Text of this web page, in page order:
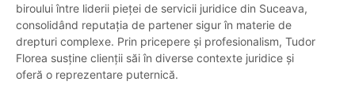
biroului între liderii pieței de servicii juridice din Suceava,
consolidând reputația de partener sigur în materie de
drepturi complexe. Prin pricepere și profesionalism, Tudor
Florea susține clienții săi în diverse contexte juridice și
oferă o reprezentare puternică.